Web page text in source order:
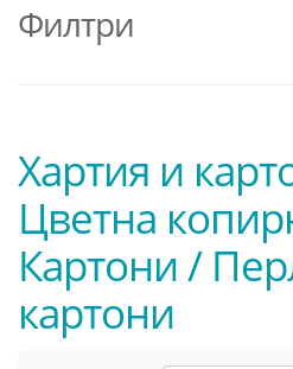
Филтри
Хартия и
Цветна
Картони /
картони